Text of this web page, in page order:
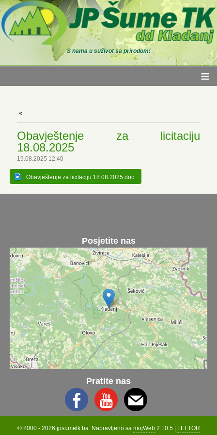
S nama u suživot sa prirodom!
≡
Obavještenje za licitaciju
18.08.2025
19.08.2025 12:40
Obavještenje za licitaciju 18.08.2025.doc
Posjetite nas
Pratite nas
© 2000 - 2026 jpsumetk.ba. Napravljeno sa mojWeb2.10.5 | LEFTOR